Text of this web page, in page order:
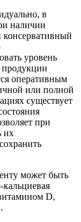
в
наличии
консервативный
уровень
оперативным
или полной
существует
при
их
может быть
D,